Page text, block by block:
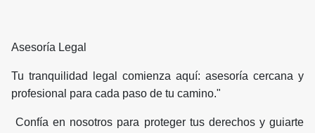
Asesoría Legal
Tu tranquilidad legal comienza aquí: asesoría cercana y
profesional para cada paso de tu camino."
Confía en nosotros para proteger tus derechos y guiarte